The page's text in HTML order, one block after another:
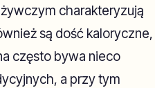
charakteryzują
są dość kaloryczne,
często bywa nieco
a przy tym